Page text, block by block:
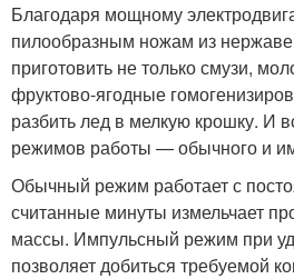
Благодаря мощному
пилообразным ножам из
приготовить не только смузи,
фруктово-ягодные
разбить лед в мелкую крошку. И
режимов работы — обычного и
Обычный режим работает с
считанные минуты измельчает
массы. Импульсный режим при
позволяет добиться требуемой